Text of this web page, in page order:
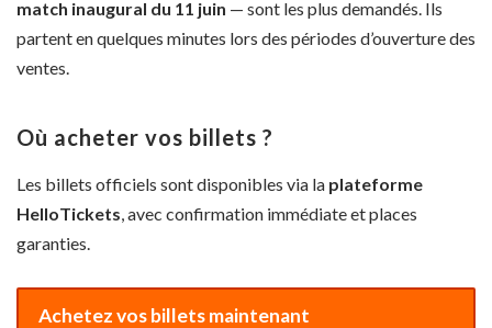
match inaugural du 11 juin — sont les plus demandés. Ils
partent en quelques minutes lors des périodes d’ouverture des
ventes.
Où acheter vos billets ?
Les billets officiels sont disponibles via la plateforme
HelloTickets , avec confirmation immédiate et places
garanties.
Achetez vos billets maintenant